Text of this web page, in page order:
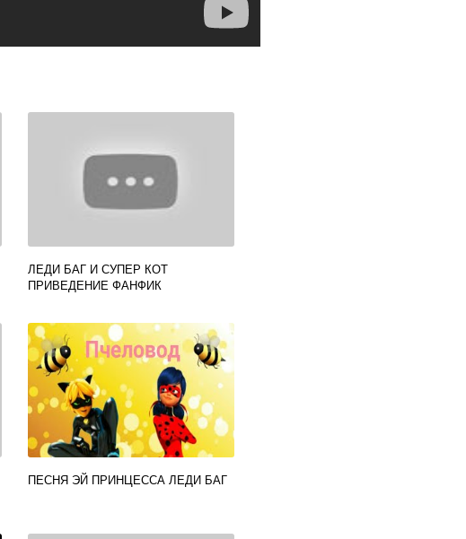
ЛЕДИ БАГ И СУПЕР КОТ
ПРИВЕДЕНИЕ ФАНФИК
ПЕСНЯ ЭЙ ПРИНЦЕССА ЛЕДИ БАГ